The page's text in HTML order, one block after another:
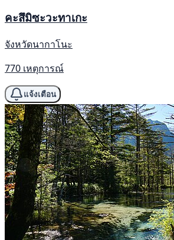
คะสึมิซะวะทาเกะ
จังหวัดนากาโนะ
770 เหตุการณ์
แจ้งเตือน